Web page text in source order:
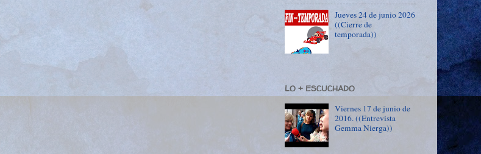
Jueves 24 de junio 2026
((Cierre de
temporada))
LO + ESCUCHADO
Viernes 17 de junio de
2016. ((Entrevista
Gemma Nierga))